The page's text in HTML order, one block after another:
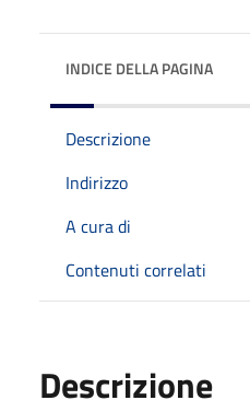
INDICE DELLA PAGINA
Descrizione
Indirizzo
A cura di
Contenuti correlati
Descrizione